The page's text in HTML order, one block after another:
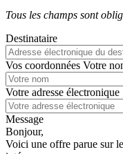
Tous les champs sont
Destinataire
Vos coordonnées Votre
Votre adresse électronique
Message
Bonjour,
Voici une offre parue sur